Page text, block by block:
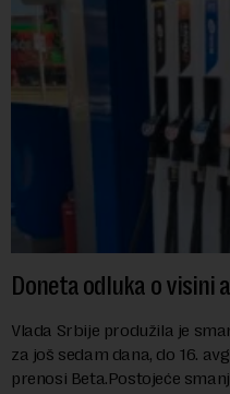
Doneta odluka o visini
Vlada Srbije produžila je
za još sedam dana, do 16.
prenosi Beta.Postojeće